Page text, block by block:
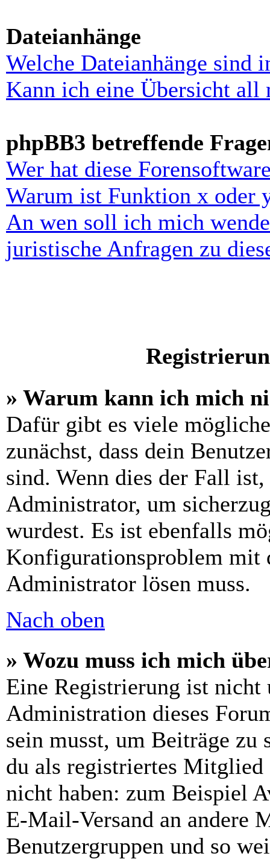
Dateianhänge
Welche Dateianhänge sind
Kann ich eine Übersicht all
phpBB3 betreffende
Wer hat diese
Warum ist Funktion x oder
An wen soll ich mich
juristische Anfragen zu
» Warum kann ich mich
Dafür gibt es viele
zunächst, dass dein
sind. Wenn dies der Fall
Administrator, um
wurdest. Es ist ebenfalls
Konfigurationsproblem mit
Administrator lösen muss.
Nach oben
» Wozu muss ich mich
Eine Registrierung ist
Administration dieses
sein musst, um Beiträge
du als registriertes Mitglied
nicht haben: zum Beispiel
E-Mail-Versand an andere
Benutzergruppen und so